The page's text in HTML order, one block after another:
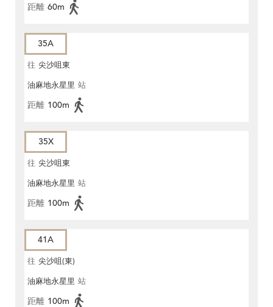
距離 60m
35A
往 尖沙咀東
油麻地永星里 站
距離 100m
35X
往 尖沙咀東
油麻地永星里 站
距離 100m
41A
往 尖沙咀(東)
油麻地永星里 站
距離 100m